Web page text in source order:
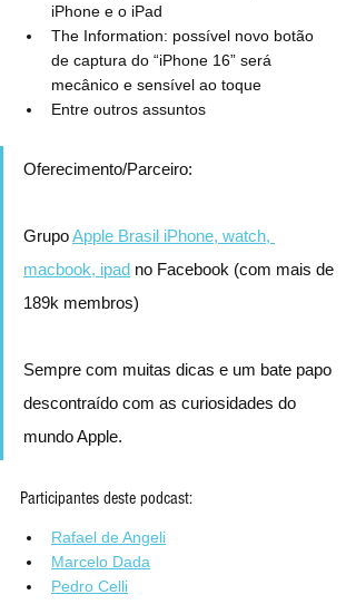
iPhone e o iPad
The Information: possível novo botão
de captura do “iPhone 16” será
mecânico e sensível ao toque
Entre outros assuntos
Oferecimento/Parceiro:
Grupo Apple Brasil iPhone, watch,
macbook, ipad no Facebook (com mais de
189k membros)
Sempre com muitas dicas e um bate papo
descontraído com as curiosidades do
mundo Apple.
Participantes deste podcast:
Rafael de Angeli
Marcelo Dada
Pedro Celli